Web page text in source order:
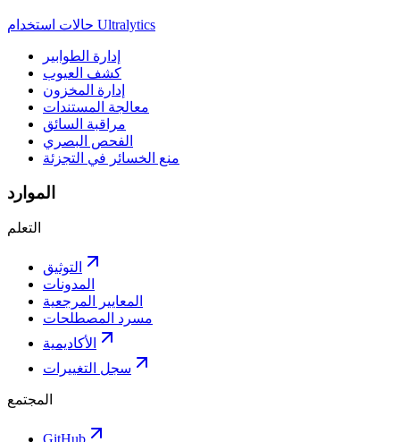
حالات استخدام Ultralytics
إدارة الطوابير
كشف العيوب
إدارة المخزون
معالجة المستندات
مراقبة السائق
الفحص البصري
منع الخسائر في التجزئة
الموارد
التعلم
التوثيق
المدونات
المعايير المرجعية
مسرد المصطلحات
الأكاديمية
سجل التغييرات
المجتمع